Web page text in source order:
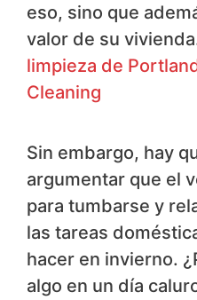
eso, sino que
valor de su
limpieza de
Cleaning
Sin embargo, hay
argumentar que el
para tumbarse y
las tareas
hacer en invierno.
algo en un día